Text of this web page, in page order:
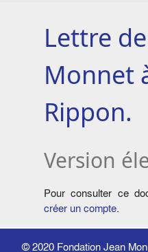
Lettre
Monnet
Rippon.
Version
Pour consulter ce
créer un compte.
© 2020 Fondation Jean